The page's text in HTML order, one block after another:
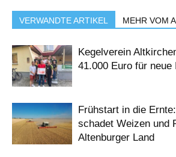
VERWANDTE ARTIKEL MEHR VOM
Kegelverein
41.000 Euro für
Frühstart in die
schadet Weizen und
Altenburger Land